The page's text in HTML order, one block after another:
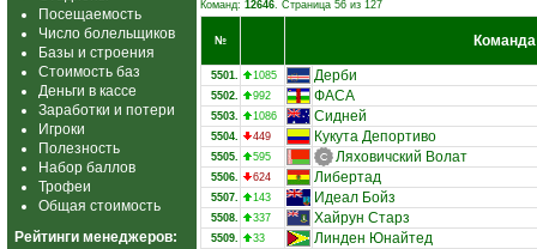
Посещаемость
Число болельщиков
Базы и строения
Стоимость баз
Деньги в кассе
Заработки и потери
Игроки
Полезность
Набор баллов
Трофеи
Общая стоимость
Рейтинги менеджеров:
Команд: 12646. Страница 56 из 127
№ Команда
5501. 1085 Дерби
5502. 992 ФАСА
5503. 1086 Сидней
5504. 449 Кукута Депортиво
5505. 595 Ляховичский Волат
5506. 624 Либертад
5507. 143 Идеал Бойз
5508. 337 Хайрун Старз
5509. 33 Линден Юнайтед